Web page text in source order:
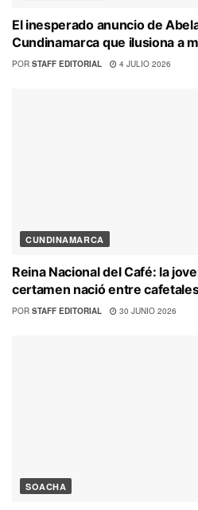
El inesperado anuncio de
Cundinamarca que ilusiona a
POR STAFF EDITORIAL 4 JULIO 2026
CUNDINAMARCA
Reina Nacional del Café: la
certamen nació entre
POR STAFF EDITORIAL 30 JUNIO 2026
SOACHA